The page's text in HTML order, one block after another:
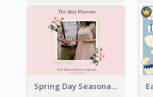
Spring Day Seasonal Photo Book